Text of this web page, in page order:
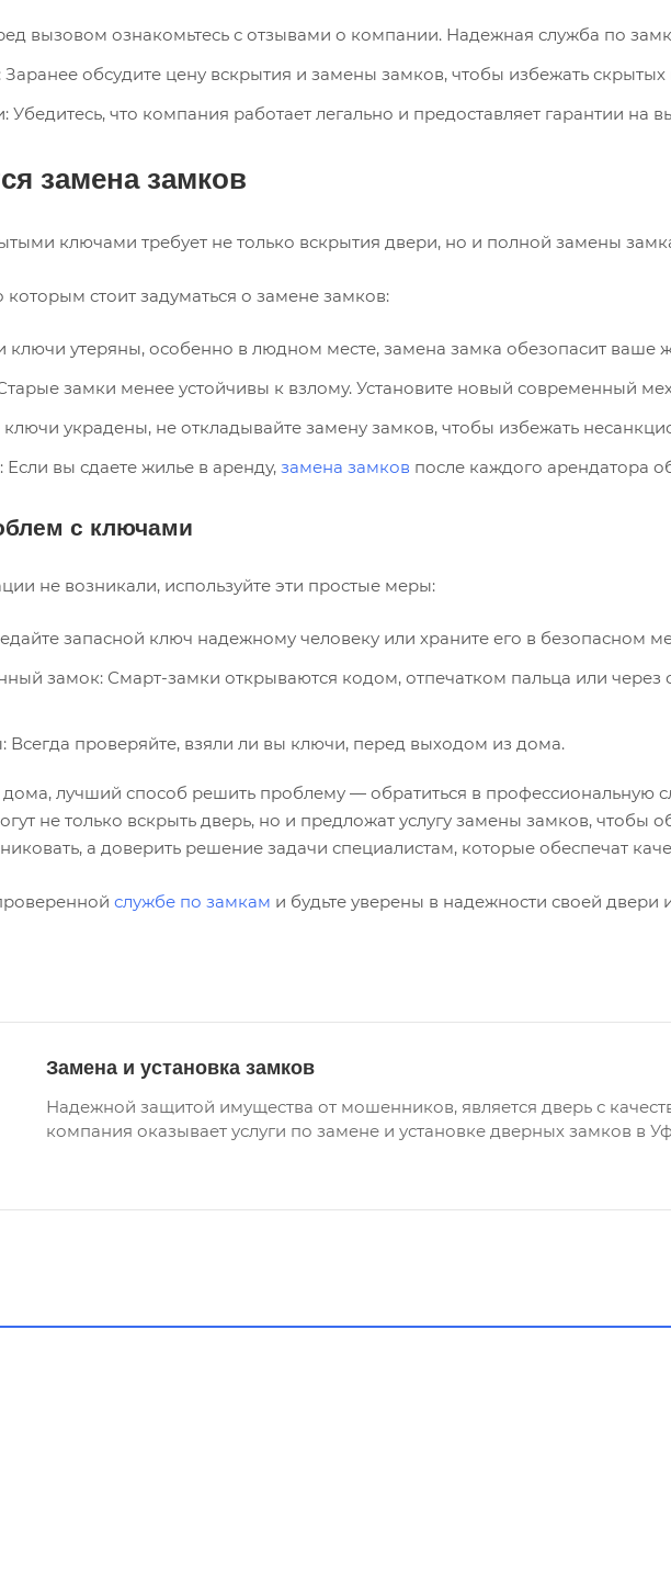
вызовом ознакомьтесь с отзывами о компании. Надежная служба по
Заранее обсудите цену вскрытия и замены замков, чтобы избежать скрытых
Убедитесь, что компания работает легально и предоставляет гарантии на
замена замков
ключами требует не только вскрытия двери, но и полной замены
стоит задуматься о замене замков:
ключи утеряны, особенно в людном месте, замена замка обезопасит ваше
замки менее устойчивы к взлому. Установите новый современный
украдены, не откладывайте замену замков, чтобы избежать
вы сдаете жилье в аренду, замена замков после каждого арендатора
с ключами
не возникали, используйте эти простые меры:
запасной ключ надежному человеку или храните его в безопасном
замок: Смарт-замки открываются кодом, отпечатком пальца или
Всегда проверяйте, взяли ли вы ключи, перед выходом из дома.
лучший способ решить проблему — обратиться в профессиональную
не только вскрыть дверь, но и предложат услугу замены замков, чтобы
а доверить решение задачи специалистам, которые обеспечат
службе по замкам и будьте уверены в надежности своей двери
Замена и установка замков
Надежной защитой имущества от мошенников, является дверь с
компания оказывает услуги по замене и установке дверных замков в